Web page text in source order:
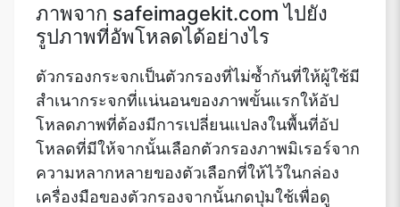
ภาพจาก safeimagekit.com ไปยัง
รูปภาพที่อัพโหลดได้อย่างไร
ตัวกรองกระจกเป็นตัวกรองที่ไม่ซ้ำกันที่ให้ผู้ใช้มี
สำเนากระจกที่แน่นอนของภาพขั้นแรกให้อัป
โหลดภาพที่ต้องมีการเปลี่ยนแปลงในพื้นที่อัป
โหลดที่มีให้จากนั้นเลือกตัวกรองภาพมิเรอร์จาก
ความหลากหลายของตัวเลือกที่ให้ไว้ในกล่อง
เครื่องมือของตัวกรองจากนั้นกดปุ่มใช้เพื่อดู